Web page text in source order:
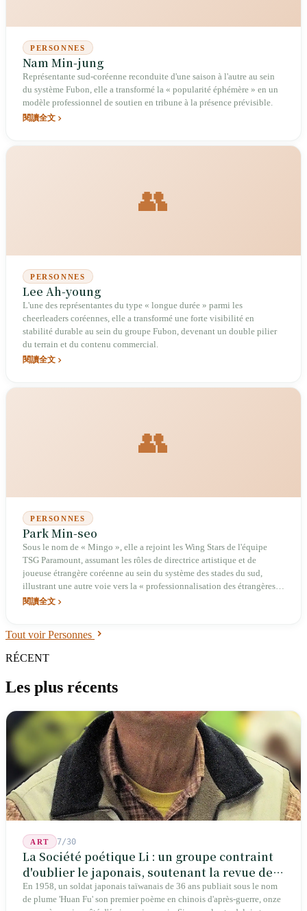
PERSONNES
Nam Min-jung
Représentante sud-coréenne reconduite d'une saison à l'autre au sein
du système Fubon, elle a transformé la « popularité éphémère » en un
modèle professionnel de soutien en tribune à la présence prévisible.
閱讀全文
👥
PERSONNES
Lee Ah-young
L'une des représentantes du type « longue durée » parmi les
cheerleaders coréennes, elle a transformé une forte visibilité en
stabilité durable au sein du groupe Fubon, devenant un double pilier
du terrain et du contenu commercial.
閱讀全文
👥
PERSONNES
Park Min-seo
Sous le nom de « Mingo », elle a rejoint les Wing Stars de l'équipe
TSG Paramount, assumant les rôles de directrice artistique et de
joueuse étrangère coréenne au sein du système des stades du sud,
illustrant une autre voie vers la « professionnalisation des étrangères »
dans les troupes de pom-pom girls de la CPBL.
閱讀全文
Tout voir Personnes
RÉCENT
Les plus récents
ART 7/30
La Société poétique Li : un groupe contraint
d'oublier le japonais, soutenant la revue de
poésie chinoise la plus ancienne de Taïwan
En 1958, un soldat japonais taïwanais de 36 ans publiait sous le nom
de plume 'Huan Fu' son premier poème en chinois d'après-guerre, onze